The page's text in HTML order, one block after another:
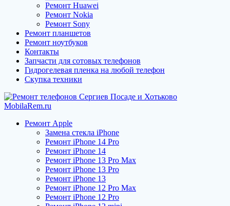
Ремонт Huawei
Ремонт Nokia
Ремонт Sony
Ремонт планшетов
Ремонт ноутбуков
Контакты
Запчасти для сотовых телефонов
Гидрогелевая пленка на любой телефон
Скупка техники
Ремонт Apple
Замена стекла iPhone
Ремонт iPhone 14 Pro
Ремонт iPhone 14
Ремонт iPhone 13 Pro Max
Ремонт iPhone 13 Pro
Ремонт iPhone 13
Ремонт iPhone 12 Pro Max
Ремонт iPhone 12 Pro